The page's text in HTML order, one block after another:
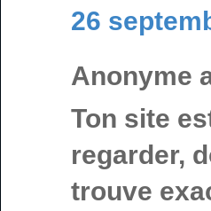
26
Anonyme
Ton site
regarder,
trouve